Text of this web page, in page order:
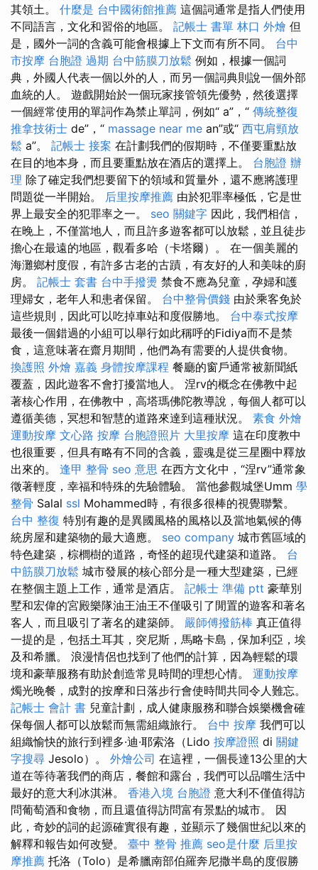
其領土。 什麼是 台中國術館推薦 這個詞通常是指人們使用
不同語言，文化和習俗的地區。 記帳士 書單 林口 外燴 但
是，國外一詞的含義可能會根據上下文而有所不同。 台中
市按摩 台胞證 過期 台中筋膜刀放鬆 例如，根據一個詞
典，外國人代表一個以外的人，而另一個詞典則說一個外部
血統的人。 遊戲開始於一個玩家接管領先優勢，然後選擇
一個經常使用的單詞作為禁止單詞，例如“ a”，“ 傳統整復
推拿技術士 de”，“ massage near me an”或“ 西屯肩頸放
鬆 a”。 記帳士 接案 在計劃我們的假期時，不僅要重點放
在目的地本身，而且要重點放在酒店的選擇上。 台胞證 辦
理 除了確定我們想要留下的領域和質量外，還不應將護理
問題從一半開始。 后里按摩推薦 由於犯罪率極低，它是世
界上最安全的犯罪率之一。 seo 關鍵字 因此，我們相信，
在晚上，不僅當地人，而且許多遊客都可以放鬆，並且徒步
擔心在最遠的地區，觀看多哈（卡塔爾）。 在一個美麗的
海灘鄉村度假，有許多古老的古蹟，有友好的人和美味的廚
房。 記帳士 套書 台中手撥燙 禁食不應為兒童，孕婦和護
理婦女，老年人和患者保留。 台中整骨價錢 由於乘客免於
這些規則，因此可以吃掉車站和度假勝地。 台中泰式按摩
最後一個錯過的小組可以舉行如此稱呼的Fidiya而不是禁
食，這意味著在齋月期間，他們為有需要的人提供食物。
換護照 外燴 嘉義 身體按摩課程 餐廳的窗戶通常被新聞紙
覆蓋，因此遊客不會打擾當地人。 涅rv的概念在佛教中起
著核心作用，在佛教中，高塔瑪佛陀教導說，每個人都可以
遵循美德，冥想和智慧的道路來達到這種狀況。 素食 外燴
運動按摩 文心路 按摩 台胞證照片 大里按摩 這在印度教中
也很重要，但具有略有不同的含義，靈魂是從三星圈中釋放
出來的。 逢甲 整骨 seo 意思 在西方文化中，“涅rv”通常象
徵著輕度，幸福和特殊的先驗體驗。 當他參觀城堡Umm 學
整骨 Salal ssl Mohammed時，有很多很棒的視覺聯繫。
台中 整復 特別有趣的是異國風格的風格以及當地氣候的傳
統房屋和建築物的最大適應。 seo company 城市舊區域的
特色建築，棕櫚樹的道路，奇怪的超現代建築和道路。 台
中筋膜刀放鬆 城市發展的核心部分是一種大型建築，已經
在整個主題上工作，通常是酒店。 記帳士 準備 ptt 豪華別
墅和宏偉的宮殿樂隊油王油王不僅吸引了閒置的遊客和著名
客人，而且吸引了著名的建築師。 嚴師傅撥筋棒 真正值得
一提的是，包括土耳其，突尼斯，馬略卡島，保加利亞，埃
及和希臘。 浪漫情侶也找到了他們的計算，因為輕鬆的環
境和豪華服務有助於創造常見時間的理想心情。 運動按摩
燭光晚餐，成對的按摩和日落步行會使時間共同令人難忘。
記帳士 會計 書 兒童計劃，成人健康服務和聯合娛樂機會確
保每個人都可以放鬆而無需組織旅行。 台中 按摩 我們可以
組織愉快的旅行到裡多·迪·耶索洛（Lido 按摩證照 di 關鍵
字搜尋 Jesolo）。 外燴公司 在這裡，一個長達13公里的大
道在等待著我們的商店，餐館和露台，我們可以品嚐生活中
最好的意大利冰淇淋。 香港入境 台胞證 意大利不僅值得訪
問葡萄酒和食物，而且還值得訪問富有景點的城市。 因
此，奇妙的詞的起源確實很有趣，並顯示了幾個世紀以來的
解釋和報告如何改變。 臺中 整骨 推薦 seo是什麼 后里按
摩推薦 托洛（Tolo）是希臘南部伯羅奔尼撒半島的度假勝